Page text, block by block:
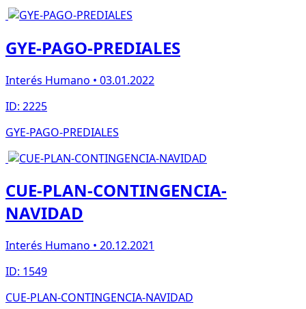
GYE-PAGO-PREDIALES
Interés Humano • 03.01.2022
ID: 2225
GYE-PAGO-PREDIALES
CUE-PLAN-CONTINGENCIA-
NAVIDAD
Interés Humano • 20.12.2021
ID: 1549
CUE-PLAN-CONTINGENCIA-NAVIDAD